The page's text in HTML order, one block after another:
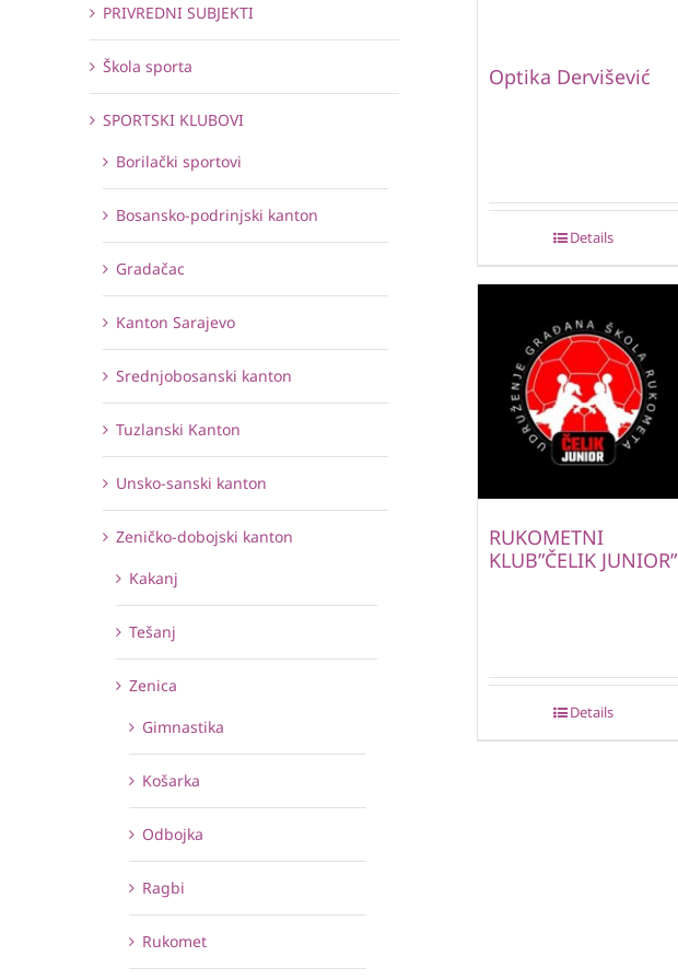
Optika Dervišević
Details
RUKOMETNI
KLUB”ČELIK JUNIOR”
Details
PRIVREDNI SUBJEKTI
Škola sporta
SPORTSKI KLUBOVI
Borilački sportovi
Bosansko-podrinjski kanton
Gradačac
Kanton Sarajevo
Srednjobosanski kanton
Tuzlanski Kanton
Unsko-sanski kanton
Zeničko-dobojski kanton
Kakanj
Tešanj
Zenica
Gimnastika
Košarka
Odbojka
Ragbi
Rukomet